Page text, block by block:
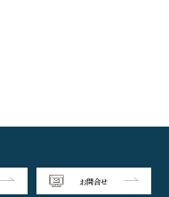
お問合せ